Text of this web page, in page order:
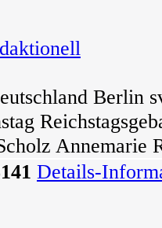
Berlin
Annemarie
Details-